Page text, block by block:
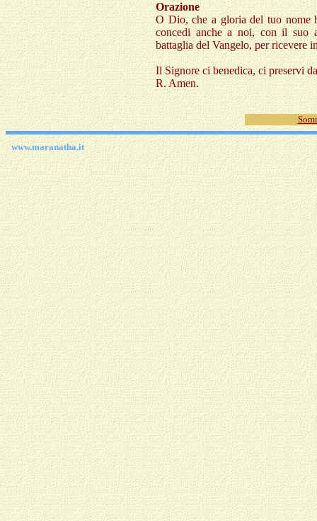
Orazione
O Dio, che a gloria del tuo nome
concedi anche a noi, con il suo
battaglia del Vangelo, per ricevere
Il Signore ci benedica, ci preservi
R. Amen.
www.maranatha.it